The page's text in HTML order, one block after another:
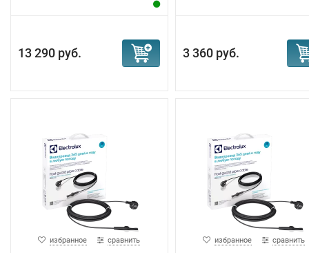
13 290 руб. 3 360 руб.
избранное сравнить избранное сравнить